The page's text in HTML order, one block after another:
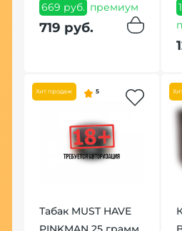
669 руб. премиум
719 руб.
Хит продаж 5
Табак MUST HAVE